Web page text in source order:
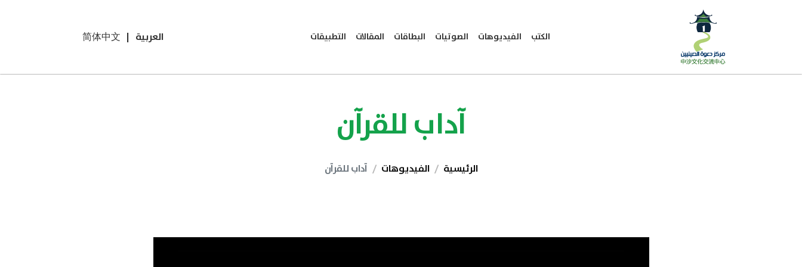
الكتب الفيديوهات الصوتيات البطاقات المقالات التطبيقات العربية |
简体中文
آداب للقرآن
الرئيسية الفيديوهات آداب للقرآن